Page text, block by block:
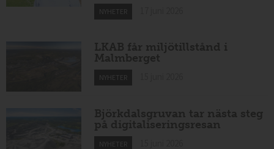
NYHETER
LKAB får miljötillstånd i
Malmberget
NYHETER
Björkdalsgruvan tar nästa steg
på digitaliseringsresan
NYHETER